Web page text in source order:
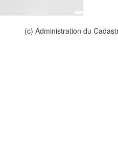
(c) Administration du